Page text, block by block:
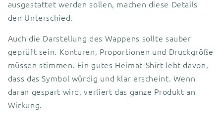
ausgestattet werden sollen, machen diese Details
den Unterschied.
Auch die Darstellung des Wappens sollte sauber
geprüft sein. Konturen, Proportionen und Druckgröße
müssen stimmen. Ein gutes Heimat-Shirt lebt davon,
dass das Symbol würdig und klar erscheint. Wenn
daran gespart wird, verliert das ganze Produkt an
Wirkung.